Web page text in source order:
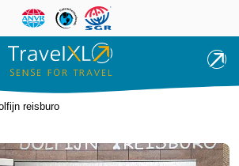
Overslaan en naar de inhoud
reisburo